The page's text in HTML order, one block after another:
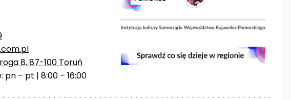
8, 87-100 Toruń
pn – pt | 8:00 – 16:00